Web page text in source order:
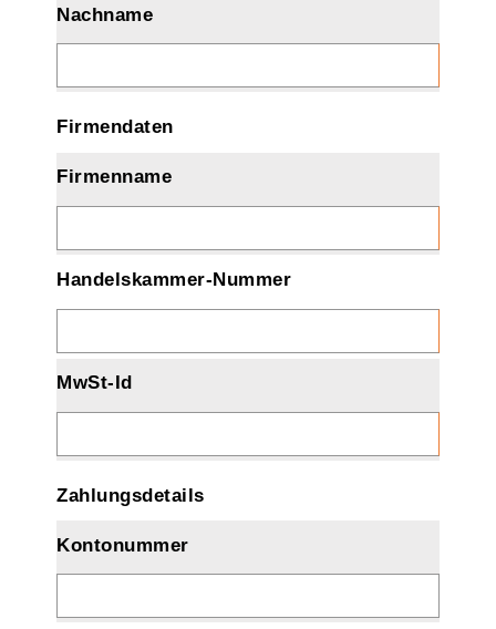
Nachname
Firmendaten
Firmenname
Handelskammer-Nummer
MwSt-Id
Zahlungsdetails
Kontonummer